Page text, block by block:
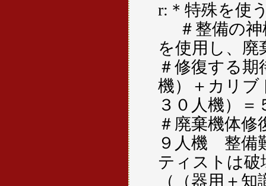
r:＊特殊を使
＃整備の神
を使用し、
＃修復する
機）＋カリブ
３０人機）
＃廃棄機体
９人機 整備
ティストは
（（器用＋